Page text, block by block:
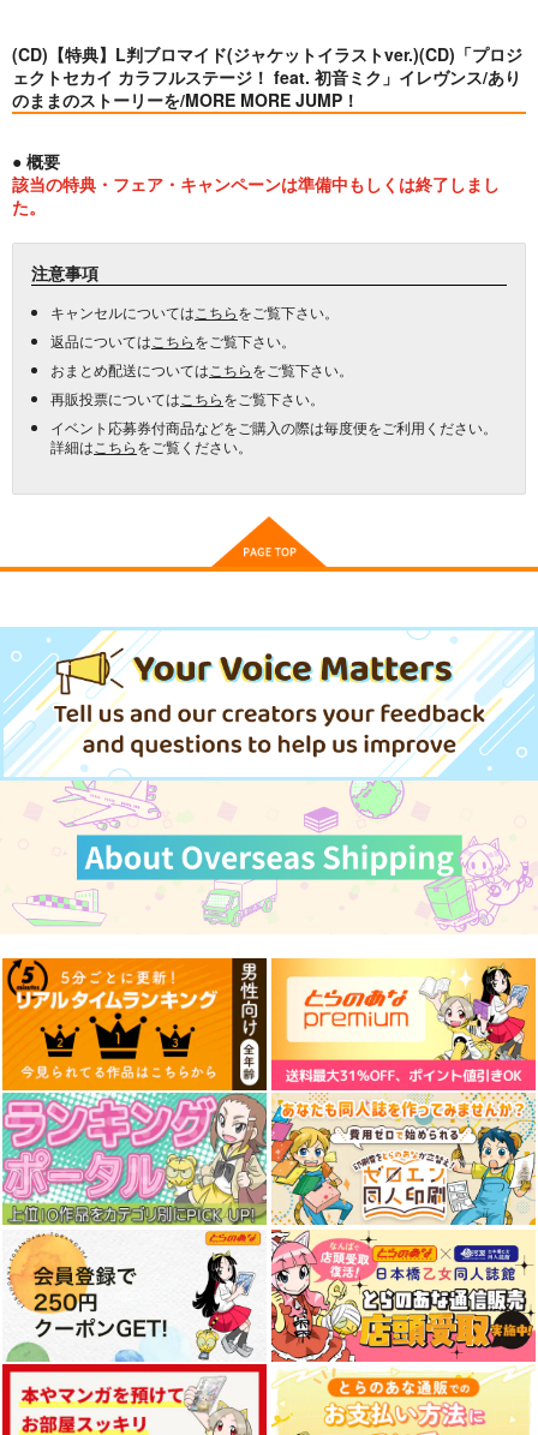
(CD)【特典】L判ブロマイド(ジャケットイラストver.)(CD)「プロジ
ェクトセカイ カラフルステージ！ feat. 初音ミク」イレヴンス/あり
のままのストーリーを/MORE MORE JUMP！
● 概要
該当の特典・フェア・キャンペーンは準備中もしくは終了しまし
た。
注意事項
キャンセルについては こちらをご覧下さい。
返品については こちらをご覧下さい。
おまとめ配送については こちらをご覧下さい。
再販投票については こちらをご覧下さい。
イベント応募券付商品などをご購入の際は毎度便をご利用ください。
詳細は こちらをご覧ください。